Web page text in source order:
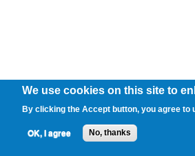
We use cookies on this site to
By clicking the Accept button, you agree to
OK, I agree No, thanks